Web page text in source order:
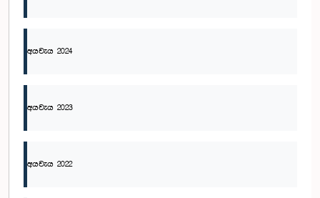
අයවැය 2024
අයවැය 2023
අයවැය 2022